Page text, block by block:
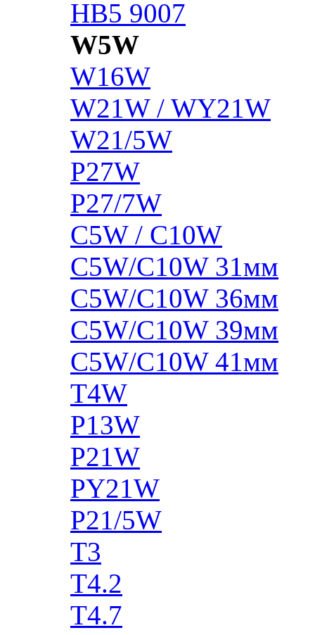
HB5 9007
W5W
W16W
W21W / WY21W
W21/5W
P27W
P27/7W
C5W / C10W
C5W/C10W 31мм
C5W/C10W 36мм
C5W/C10W 39мм
C5W/C10W 41мм
T4W
P13W
P21W
PY21W
P21/5W
T3
T4.2
T4.7